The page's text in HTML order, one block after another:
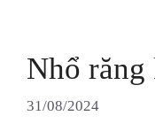
Nhổ
31/08/2024